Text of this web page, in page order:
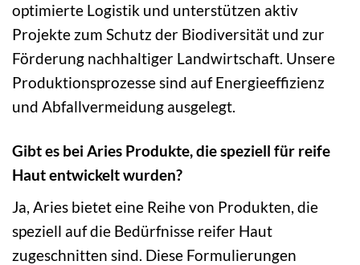
optimierte Logistik und unterstützen aktiv
Projekte zum Schutz der Biodiversität und zur
Förderung nachhaltiger Landwirtschaft. Unsere
Produktionsprozesse sind auf Energieeffizienz
und Abfallvermeidung ausgelegt.
Gibt es bei Aries Produkte, die speziell für reife
Haut entwickelt wurden?
Ja, Aries bietet eine Reihe von Produkten, die
speziell auf die Bedürfnisse reifer Haut
zugeschnitten sind. Diese Formulierungen